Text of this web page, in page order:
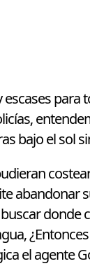
para
bajo el sol
abandonar
donde
el agente